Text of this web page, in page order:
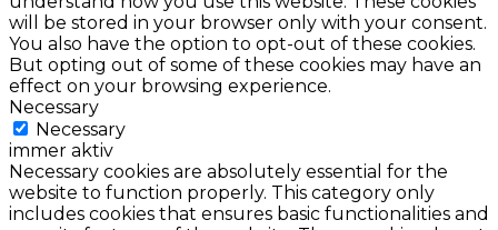
will be stored in your browser only with your consent.
You also have the option to opt-out of these cookies.
But opting out of some of these cookies may have an
effect on your browsing experience.
Necessary
Necessary
immer aktiv
Necessary cookies are absolutely essential for the
website to function properly. This category only
includes cookies that ensures basic functionalities and